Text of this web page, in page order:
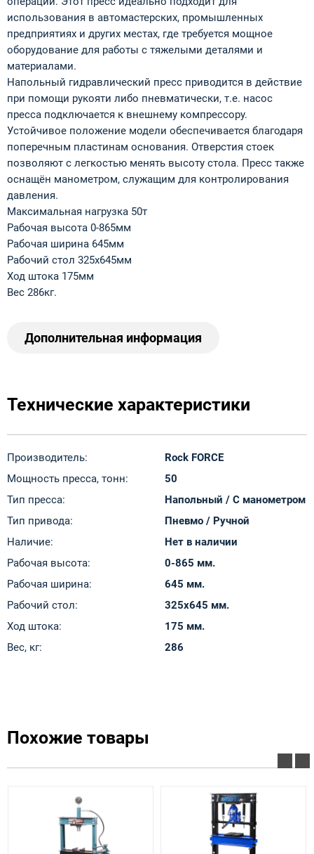
использования в автомастерских, промышленных
предприятиях и других местах, где требуется мощное
оборудование для работы с тяжелыми деталями и
материалами.
Напольный гидравлический пресс приводится в действие
при помощи рукояти либо пневматически, т.е. насос
пресса подключается к внешнему компрессору.
Устойчивое положение модели обеспечивается благодаря
поперечным пластинам основания. Отверстия стоек
позволяют с легкостью менять высоту стола. Пресс также
оснащён манометром, служащим для контролирования
давления.
Максимальная нагрузка 50т
Рабочая высота 0-865мм
Рабочая ширина 645мм
Рабочий стол 325х645мм
Ход штока 175мм
Вес 286кг.
Дополнительная информация
Технические характеристики
Производитель:
Rock FORCE
Мощность пресса, тонн:
50
Тип пресса:
Напольный / С манометром
Тип привода:
Пневмо / Ручной
Наличие:
Нет в наличии
Рабочая высота:
0-865 мм.
Рабочая ширина:
645 мм.
Рабочий стол:
325х645 мм.
Ход штока:
175 мм.
Вес, кг:
286
Похожие товары